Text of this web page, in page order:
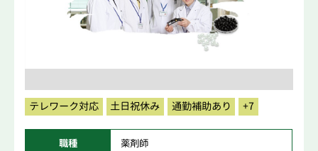
テレワーク対応 土日祝休み 通勤補助あり +7
職種 薬剤師